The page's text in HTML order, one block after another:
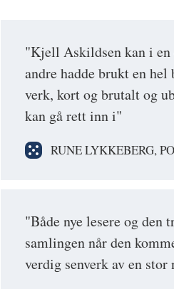
"Kjell Askildsen kan i
andre hadde brukt en
verk, kort og brutalt og
kan gå rett inn i"
RUNE LYKKEBERG,
"Både nye lesere og den
samlingen når den
verdig senverk av en